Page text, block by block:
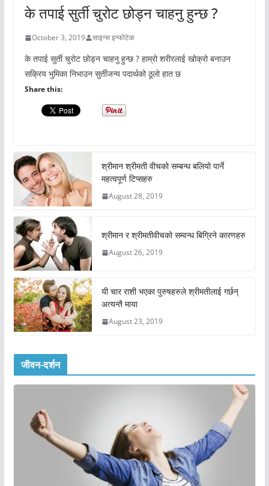
के तपाई सुर्ती चुरोट छोड्न चाहनु हुन्छ ?
October 3, 2019 साइन्स इन्फोटेक
के तपाई सुर्ती चुरोट छोड्न चाहनु हुन्छ ? हाम्रो शरीरलाई खोक्रो बनाउन
सक्रिय भुमिका निभाउन सुर्तीजन्य पदार्थको ठूलो हात छ
Share this:
श्रीमान श्रीमती वीचको सम्बन्ध बलियो पार्ने
महत्वपूर्ण टिप्सहरु
August 28, 2019
श्रीमान र श्रीमतीवीचको सम्वन्ध बिग्रिने कारणहरु
August 26, 2019
यी चार राशी भएका पुरुषहरुले श्रीमतीलाई गर्छन्
अत्यन्तै माया
August 23, 2019
जीवन-दर्शन